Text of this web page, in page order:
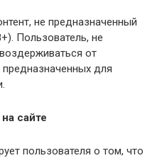
не предназначенный
Пользователь, не
от
для
сайте
пользователя о том, что